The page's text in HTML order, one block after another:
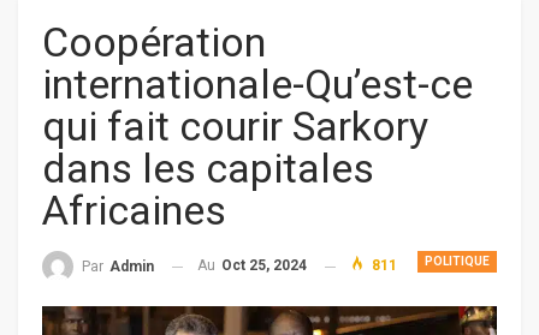
Coopération
internationale-Qu’est-ce
qui fait courir Sarkory
dans les capitales
Africaines
POLITIQUE
Par Admin Au Oct 25, 2024 811